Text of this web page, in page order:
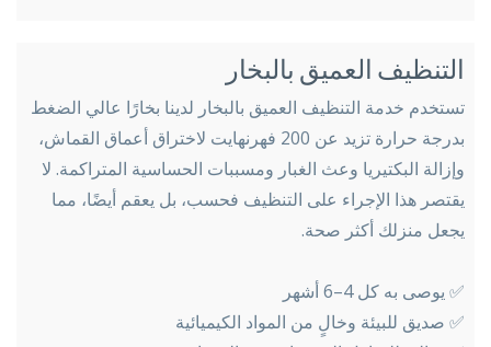
التنظيف العميق بالبخار
تستخدم خدمة التنظيف العميق بالبخار لدينا بخارًا عالي الضغط
بدرجة حرارة تزيد عن 200 فهرنهايت لاختراق أعماق القماش،
وإزالة البكتيريا وعث الغبار ومسببات الحساسية المتراكمة. لا
يقتصر هذا الإجراء على التنظيف فحسب، بل يعقم أيضًا، مما
يجعل منزلك أكثر صحة.
✅ يوصى به كل 4–6 أشهر
✅ صديق للبيئة وخالٍ من المواد الكيميائية